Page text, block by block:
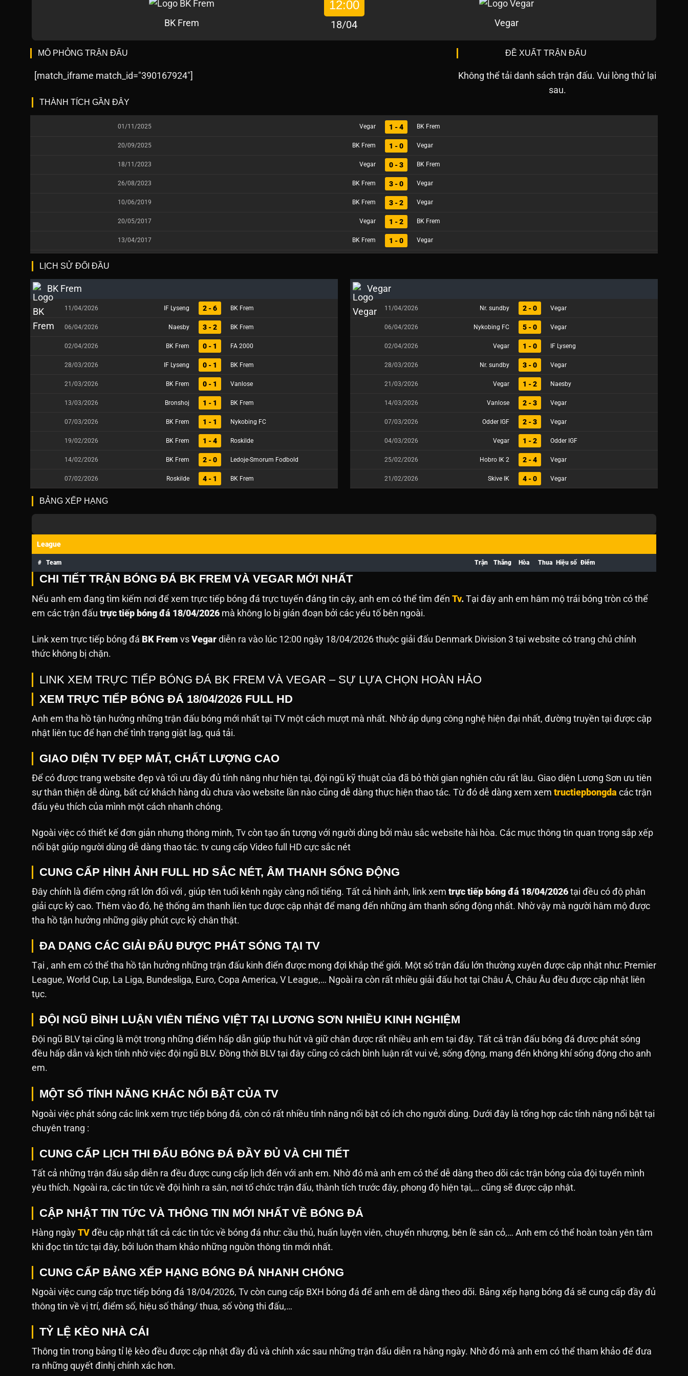
BK Frem
12:00
18/04 Vegar
MÔ PHỎNG TRẬN ĐẤU
[match_iframe match_id="390167924"]
ĐỀ XUẤT TRẬN ĐẤU
Không thể tải danh sách trận đấu. Vui lòng thử lại
sau.
THÀNH TÍCH GẦN ĐÂY
01/11/2025 Vegar 1 - 4 BK Frem
20/09/2025 BK Frem 1 - 0 Vegar
18/11/2023 Vegar 0 - 3 BK Frem
26/08/2023 BK Frem 3 - 0 Vegar
10/06/2019 BK Frem 3 - 2 Vegar
20/05/2017 Vegar 1 - 2 BK Frem
13/04/2017 BK Frem 1 - 0 Vegar
LỊCH SỬ ĐỐI ĐẦU
BK Frem
11/04/2026 IF Lyseng 2 - 6 BK Frem
06/04/2026 Naesby 3 - 2 BK Frem
02/04/2026 BK Frem 0 - 1 FA 2000
28/03/2026 IF Lyseng 0 - 1 BK Frem
21/03/2026 BK Frem 0 - 1 Vanlose
13/03/2026 Bronshoj 1 - 1 BK Frem
07/03/2026 BK Frem 1 - 1 Nykobing FC
19/02/2026 BK Frem 1 - 4 Roskilde
14/02/2026 BK Frem 2 - 0 Ledoje-Smorum Fodbold
07/02/2026 Roskilde 4 - 1 BK Frem
Vegar
11/04/2026 Nr. sundby 2 - 0 Vegar
06/04/2026 Nykobing FC 5 - 0 Vegar
02/04/2026 Vegar 1 - 0 IF Lyseng
28/03/2026 Nr. sundby 3 - 0 Vegar
21/03/2026 Vegar 1 - 2 Naesby
14/03/2026 Vanlose 2 - 3 Vegar
07/03/2026 Odder IGF 2 - 3 Vegar
04/03/2026 Vegar 1 - 2 Odder IGF
25/02/2026 Hobro IK 2 2 - 4 Vegar
21/02/2026 Skive IK 4 - 0 Vegar
BẢNG XẾP HẠNG
League
# Team Trận Thắng Hòa Thua Hiệu số Điểm
CHI TIẾT TRẬN BÓNG ĐÁ BK FREM VÀ VEGAR MỚI NHẤT
Nếu anh em đang tìm kiếm nơi để xem trực tiếp bóng đá trực tuyến đáng tin cậy, anh em có thể tìm đến Tv. Tại đây anh em hâm mộ trái bóng tròn có thể
em các trận đấu trực tiếp bóng đá 18/04/2026 mà không lo bị gián đoạn bởi các yếu tố bên ngoài.
Link xem trực tiếp bóng đá BK Frem vs Vegar diễn ra vào lúc 12:00 ngày 18/04/2026 thuộc giải đấu Denmark Division 3 tại website có trang chủ chính
thức không bị chặn.
LINK XEM TRỰC TIẾP BÓNG ĐÁ BK FREM VÀ VEGAR – SỰ LỰA CHỌN HOÀN HẢO
XEM TRỰC TIẾP BÓNG ĐÁ 18/04/2026 FULL HD
Anh em tha hồ tận hưởng những trận đấu bóng mới nhất tại TV một cách mượt mà nhất. Nhờ áp dụng công nghệ hiện đại nhất, đường truyền tại được cập
nhật liên tục để hạn chế tình trạng giật lag, quá tải.
GIAO DIỆN TV ĐẸP MẮT, CHẤT LƯỢNG CAO
Để có được trang website đẹp và tối ưu đầy đủ tính năng như hiện tại, đội ngũ kỹ thuật của đã bỏ thời gian nghiên cứu rất lâu. Giao diện Lương Sơn ưu tiên
sự thân thiện dễ dùng, bất cứ khách hàng dù chưa vào website lần nào cũng dễ dàng thực hiện thao tác. Từ đó dễ dàng xem xem tructiepbongda các trận
đấu yêu thích của mình một cách nhanh chóng.
Ngoài việc có thiết kế đơn giản nhưng thông minh, Tv còn tạo ấn tượng với người dùng bởi màu sắc website hài hòa. Các mục thông tin quan trọng sắp xếp
nổi bật giúp người dùng dễ dàng thao tác. tv cung cấp Video full HD cực sắc nét
CUNG CẤP HÌNH ẢNH FULL HD SẮC NÉT, ÂM THANH SỐNG ĐỘNG
Đây chính là điểm cộng rất lớn đối với , giúp tên tuổi kênh ngày càng nổi tiếng. Tất cả hình ảnh, link xem trực tiếp bóng đá 18/04/2026 tại đều có độ phân
giải cực kỳ cao. Thêm vào đó, hệ thống âm thanh liên tục được cập nhật để mang đến những âm thanh sống động nhất. Nhờ vậy mà người hâm mộ được
tha hồ tận hưởng những giây phút cực kỳ chân thật.
ĐA DẠNG CÁC GIẢI ĐẤU ĐƯỢC PHÁT SÓNG TẠI TV
Tại , anh em có thể tha hồ tận hưởng những trận đấu kinh điển được mong đợi khắp thế giới. Một số trận đấu lớn thường xuyên được cập nhật như: Premier
League, World Cup, La Liga, Bundesliga, Euro, Copa America, V League,… Ngoài ra còn rất nhiều giải đấu hot tại Châu Á, Châu Âu đều được cập nhật liên
tục.
ĐỘI NGŨ BÌNH LUẬN VIÊN TIẾNG VIỆT TẠI LƯƠNG SƠN NHIỀU KINH NGHIỆM
Đội ngũ BLV tại cũng là một trong những điểm hấp dẫn giúp thu hút và giữ chân được rất nhiều anh em tại đây. Tất cả trận đấu bóng đá được phát sóng
đều hấp dẫn và kịch tính nhờ việc đội ngũ BLV. Đồng thời BLV tại đây cũng có cách bình luận rất vui vẻ, sống động, mang đến không khí sống động cho anh
em.
MỘT SỐ TÍNH NĂNG KHÁC NỔI BẬT CỦA TV
Ngoài việc phát sóng các link xem trực tiếp bóng đá, còn có rất nhiều tính năng nổi bật có ích cho người dùng. Dưới đây là tổng hợp các tính năng nổi bật tại
chuyên trang :
CUNG CẤP LỊCH THI ĐẤU BÓNG ĐÁ ĐẦY ĐỦ VÀ CHI TIẾT
Tất cả những trận đấu sắp diễn ra đều được cung cấp lịch đến với anh em. Nhờ đó mà anh em có thể dễ dàng theo dõi các trận bóng của đội tuyển mình
yêu thích. Ngoài ra, các tin tức về đội hình ra sân, nơi tổ chức trận đấu, thành tích trước đây, phong độ hiện tại,… cũng sẽ được cập nhật.
CẬP NHẬT TIN TỨC VÀ THÔNG TIN MỚI NHẤT VỀ BÓNG ĐÁ
Hàng ngày TV đều cập nhật tất cả các tin tức về bóng đá như: cầu thủ, huấn luyện viên, chuyển nhượng, bên lề sân cỏ,… Anh em có thể hoàn toàn yên tâm
khi đọc tin tức tại đây, bởi luôn tham khảo những nguồn thông tin mới nhất.
CUNG CẤP BẢNG XẾP HẠNG BÓNG ĐÁ NHANH CHÓNG
Ngoài việc cung cấp trực tiếp bóng đá 18/04/2026, Tv còn cung cấp BXH bóng đá để anh em dễ dàng theo dõi. Bảng xếp hạng bóng đá sẽ cung cấp đầy đủ
thông tin về vị trí, điểm số, hiệu số thắng/ thua, số vòng thi đấu,…
TỶ LỆ KÈO NHÀ CÁI
Thông tin trong bảng tỉ lệ kèo đều được cập nhật đầy đủ và chính xác sau những trận đấu diễn ra hằng ngày. Nhờ đó mà anh em có thể tham khảo để đưa
ra những quyết đinhj chính xác hơn.